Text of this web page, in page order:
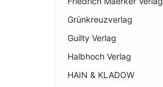
Grünkreuzverlag
Guilty Verlag
Halbhoch Verlag
HAIN & KLADOW